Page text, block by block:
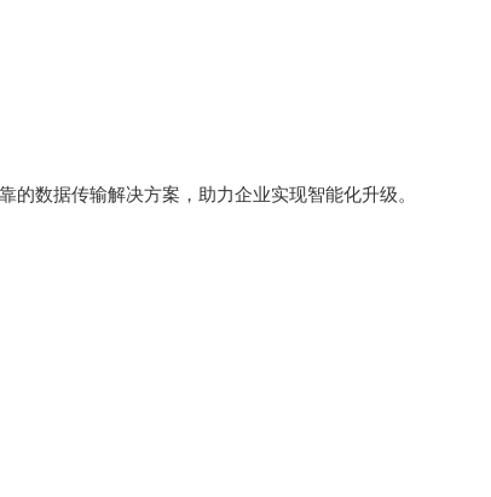
数据传输解决方案，助力企业实现智能化升级。